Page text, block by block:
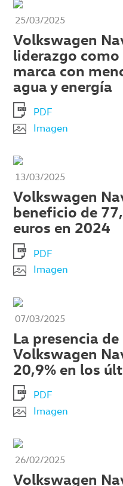
25/03/2025
Volkswagen
liderazgo
marca con
agua y energía
PDF
Imagen
13/03/2025
Volkswagen
beneficio de
euros en 2024
PDF
Imagen
07/03/2025
La presencia
Volkswagen
20,9% en los
PDF
Imagen
26/02/2025
Volkswagen